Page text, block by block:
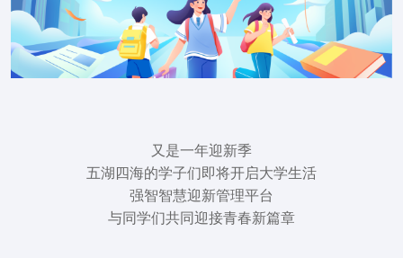
又是一年迎新季
五湖四海的学子们即将开启大学生活
强智智慧迎新管理平台
与同学们共同迎接青春新篇章